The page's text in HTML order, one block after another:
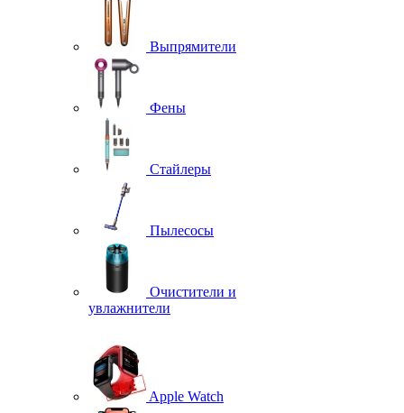
Выпрямители
Фены
Стайлеры
Пылесосы
Очистители и
увлажнители
Apple Watch